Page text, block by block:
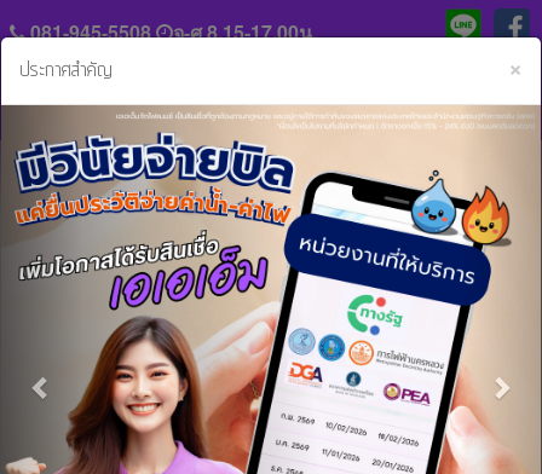
081-945-5508 จ-ศ 8.15-17.00น.
แจ้ง
หลัก
ฐาน
ชำระ
เชื่อ
ประวัติ
ความ
เป็น
กับ
ข่าวสารและกิจกรรม
ใส่เกียร์ว่างลงสะพาน หรือก่อนรถหยุด สิ่งต้องห้ามสำหรับเกียร์
ออโต้
ใส่เกียร์ว่างลงสะพาน หรือก่อนรถหยุด สิ่ง
ต้องห้ามสำหรับเกียร์ออโต้
×
ประกาศสำคัญ
Previous